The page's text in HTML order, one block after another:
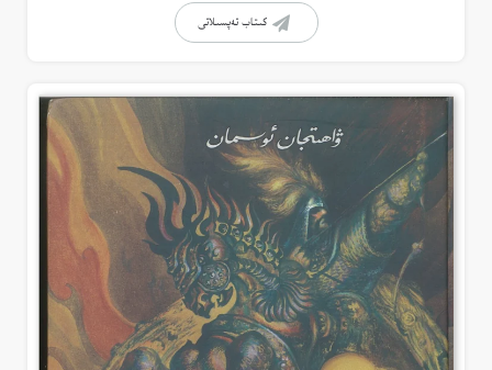
كىتاب تەپسىلاتى